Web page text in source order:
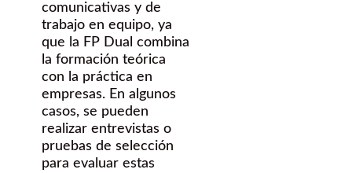
comunicativas y de
trabajo en equipo, ya
que la FP Dual combina
la formación teórica
con la práctica en
empresas. En algunos
casos, se pueden
realizar entrevistas o
pruebas de selección
para evaluar estas